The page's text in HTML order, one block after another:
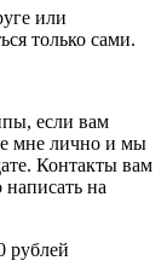
или
только сами.
если вам
мне лично и мы
Контакты вам
на
рублей